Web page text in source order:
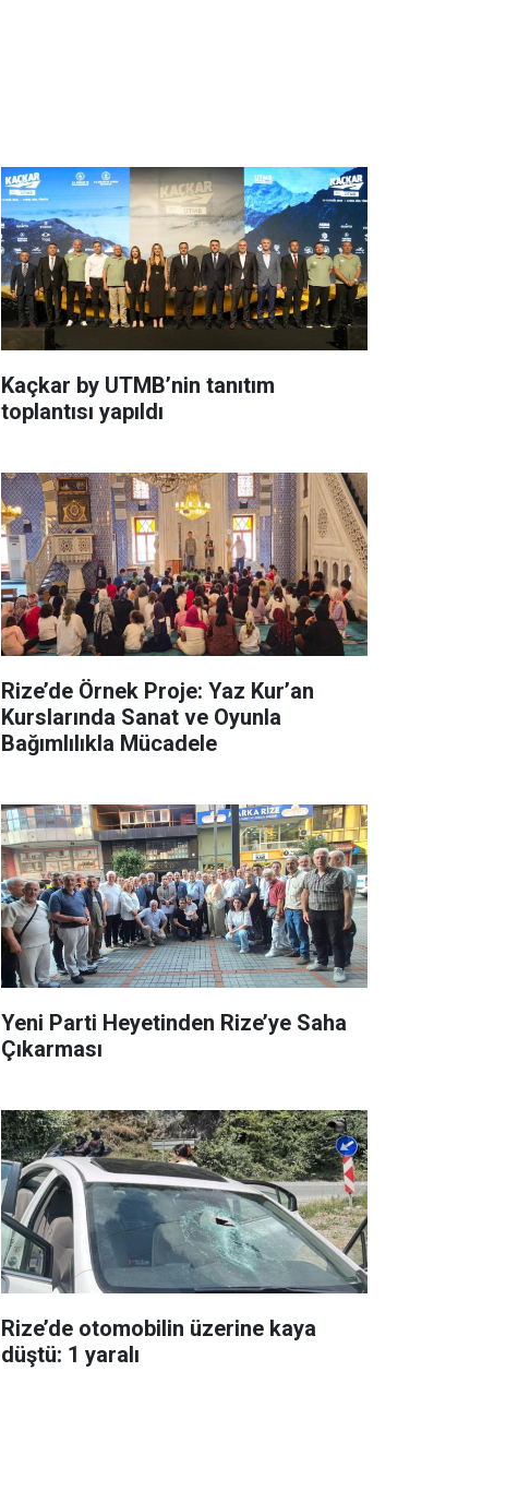
Kaçkar by UTMB’nin tanıtım
toplantısı yapıldı
Rize’de Örnek Proje: Yaz Kur’an
Kurslarında Sanat ve Oyunla
Bağımlılıkla Mücadele
Yeni Parti Heyetinden Rize’ye Saha
Çıkarması
Rize’de otomobilin üzerine kaya
düştü: 1 yaralı